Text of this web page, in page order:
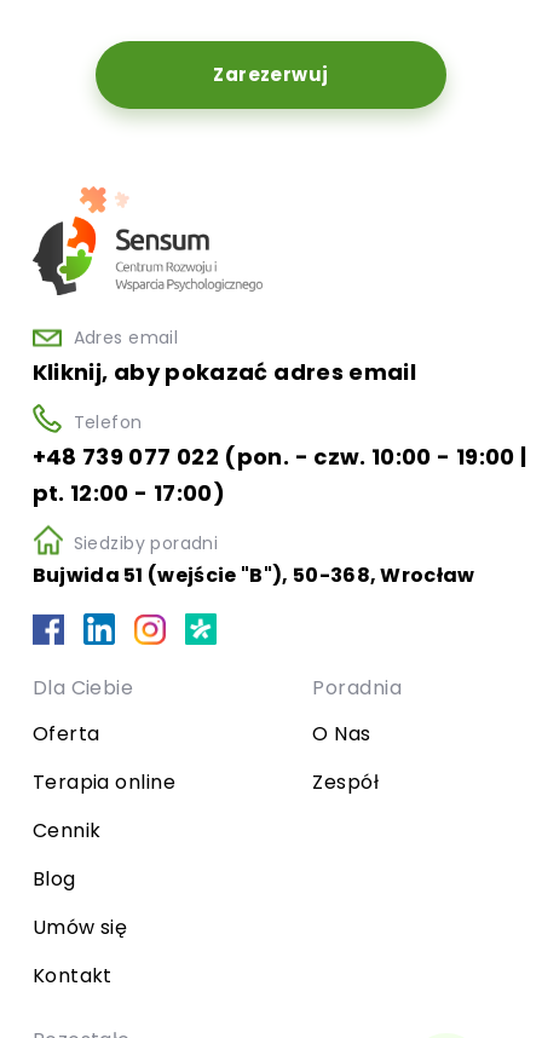
Zarezerwuj
Adres email
Kliknij, aby pokazać adres email
Telefon
+48 739 077 022 (pon. - czw. 10:00 - 19:00 |
pt. 12:00 - 17:00)
Siedziby poradni
Bujwida 51 (wejście "B"), 50-368, Wrocław
Dla Ciebie
Oferta
Terapia online
Cennik
Blog
Umów się
Kontakt
Poradnia
O Nas
Zespół